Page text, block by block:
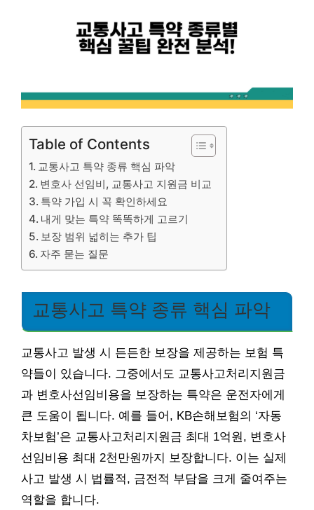
Table of Contents
교통사고 특약 종류 핵심 파악
변호사 선임비, 교통사고 지원금 비교
특약 가입 시 꼭 확인하세요
내게 맞는 특약 똑똑하게 고르기
보장 범위 넓히는 추가 팁
자주 묻는 질문
교통사고 특약 종류 핵심 파악
교통사고 발생 시 든든한 보장을 제공하는 보험 특
약들이 있습니다. 그중에서도 교통사고처리지원금
과 변호사선임비용을 보장하는 특약은 운전자에게
큰 도움이 됩니다. 예를 들어, KB손해보험의 ‘자동
차보험’은 교통사고처리지원금 최대 1억원, 변호사
선임비용 최대 2천만원까지 보장합니다. 이는 실제
사고 발생 시 법률적, 금전적 부담을 크게 줄여주는
역할을 합니다.